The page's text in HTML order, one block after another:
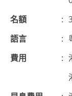
名額
:
語言
:
費用
: